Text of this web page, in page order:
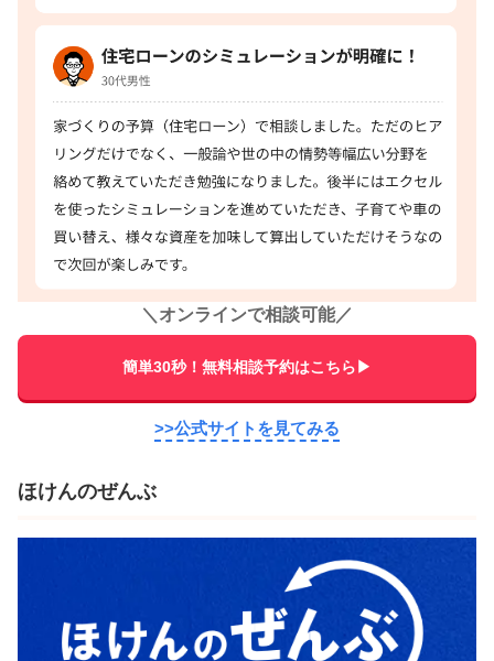
＼ オンラインで相談可能／
簡単30秒！無料相談予約はこちら▶︎
>>公式サイトを見てみる
ほけんのぜんぶ